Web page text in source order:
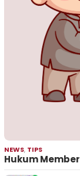
NEWS, TIPS
Hukum